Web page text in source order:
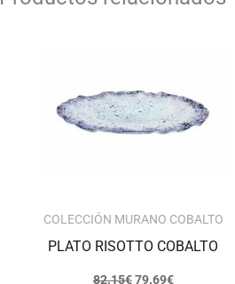
COLECCIÓN MURANO COBALTO
PLATO RISOTTO COBALTO
82.15€
82.15€.
79.69€